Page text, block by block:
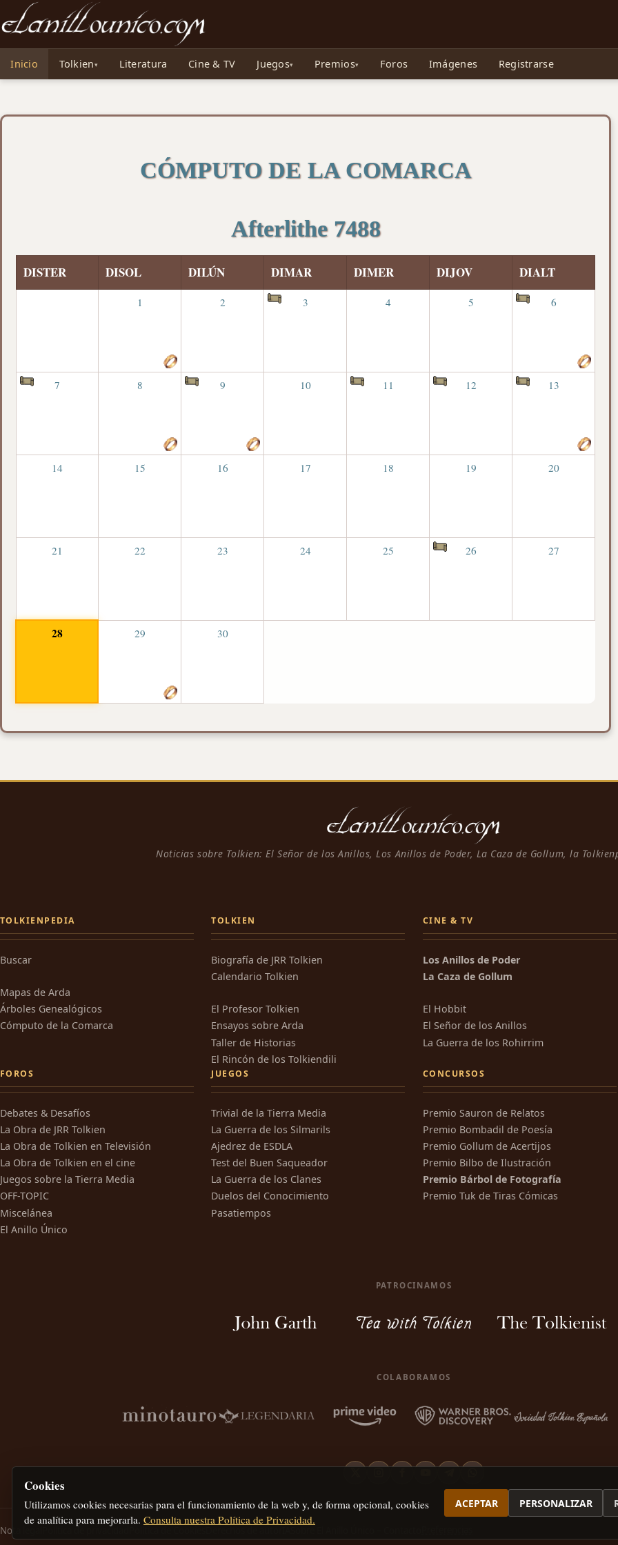
Noticias sobre Tolkien: El Señor de los Anillos, Los Anillos de Poder, La Caza de Gollum, la Tolkienpedia y más
Inicio Tolkien Literatura Cine & TV Juegos Premios Foros Imágenes Registrarse
CÓMPUTO DE LA COMARCA
Afterlithe 7488
DISTER DISOL DILÚN DIMAR DIMER DIJOV DIALT
1 2 3 4 5 6
7 8 9 10 11 12 13
14 15 16 17 18 19 20
21 22 23 24 25 26 27
28 29 30
Noticias sobre Tolkien: El Señor de los Anillos, Los Anillos de Poder, La Caza de Gollum, la
TOLKIENPEDIA
Buscar
Mapas de Arda
Árboles Genealógicos
Cómputo de la Comarca
TOLKIEN
Biografía de JRR Tolkien
Calendario Tolkien
El Profesor Tolkien
Ensayos sobre Arda
Taller de Historias
El Rincón de los Tolkiendili
CINE & TV
Los Anillos de Poder
La Caza de Gollum
El Hobbit
El Señor de los Anillos
La Guerra de los Rohirrim
FOROS
Debates & Desafíos
La Obra de JRR Tolkien
La Obra de Tolkien en Televisión
La Obra de Tolkien en el cine
Juegos sobre la Tierra Media
OFF-TOPIC
Miscelánea
El Anillo Único
JUEGOS
Trivial de la Tierra Media
La Guerra de los Silmarils
Ajedrez de ESDLA
Test del Buen Saqueador
La Guerra de los Clanes
Duelos del Conocimiento
Pasatiempos
CONCURSOS
Premio Sauron de Relatos
Premio Bombadil de Poesía
Premio Gollum de Acertijos
Premio Bilbo de Ilustración
Premio Bárbol de Fotografía
Premio Tuk de Tiras Cómicas
PATROCINAMOS
COLABORAMOS
Nota legal Política de privacidad
Cookies
Utilizamos cookies necesarias para el funcionamiento de la web y, de forma opcional, cookies
de analítica para mejorarla. Consulta nuestra Política de Privacidad.
ACEPTAR PERSONALIZAR